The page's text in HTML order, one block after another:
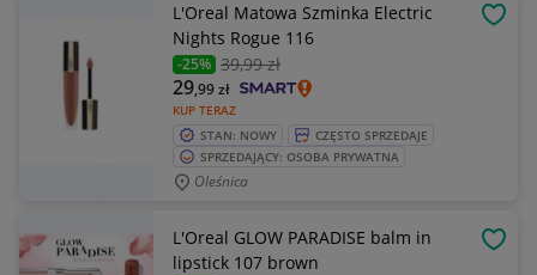
L'Oreal Matowa Szminka Electric
Nights Rogue 116
-25% 39,99 zł
KUP TERAZ
29,99zł
STAN: NOWY
CZĘSTO SPRZEDAJE
SPRZEDAJĄCY: OSOBA PRYWATNA
Oleśnica
L'Oreal GLOW PARADISE balm in
lipstick 107 brown